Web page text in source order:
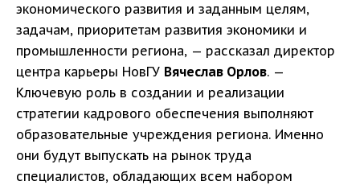
экономического развития и заданным целям,
задачам, приоритетам развития экономики и
промышленности региона, — рассказал директор
центра карьеры НовГУ Вячеслав Орлов. —
Ключевую роль в создании и реализации
стратегии кадрового обеспечения выполняют
образовательные учреждения региона. Именно
они будут выпускать на рынок труда
специалистов, обладающих всем набором